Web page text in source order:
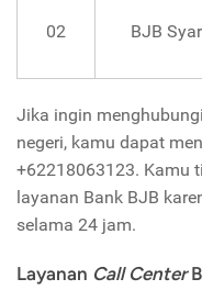
02 BJB
Jika ingin
negeri, kamu dapat
+62218063123. Kamu
layanan Bank BJB
selama 24 jam.
Layanan Call Center